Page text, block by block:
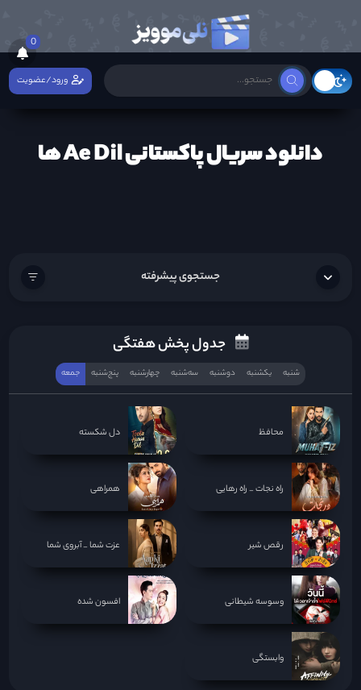
0
ورود/عضویت
دانلود سریال پاکستانی Ae Dil ها
جستجوی پیشرفته
جدول پخش هفتگی
شنبه یکشنبه دوشنبه سه‌‌شنبه چهارشنبه پنج‌شنبه جمعه
محافظ دل شکسته
راه نجات _ راه رهایی همراهی
رقص شیر عزت شما _ آبروی شما
وسوسه شیطانی افسون شده
وابستگی